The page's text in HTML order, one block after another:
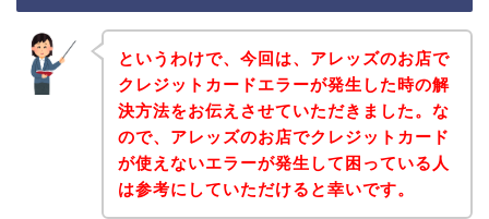
というわけで、今回は、アレッズのお店で
クレジットカードエラーが発生した時の解
決方法をお伝えさせていただきました。な
ので、アレッズのお店でクレジットカード
が使えないエラーが発生して困っている人
は参考にしていただけると幸いです。